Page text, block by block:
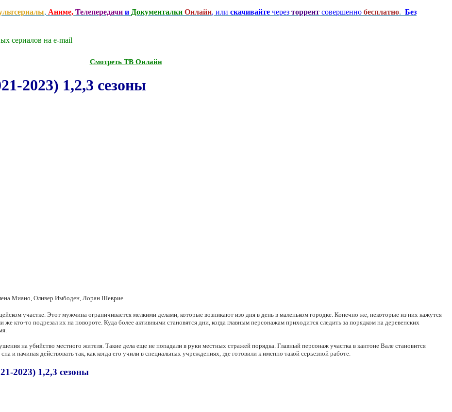
, Аниме, Телепередачи и Документалки Онлайн, или скачивайте через торрент совершенно бесплатно. Без
сериалов на e-mаil
Смотреть ТВ Онлайн
2023) 1,2,3 сезоны
Миано, Оливер Имбоден, Лоран Шеврие
участке. Этот мужчина ограничивается мелкими делами, которые возникают изо дня в день в маленьком городке. Конечно же, некоторые из них кажутся
кто-то подрезал их на повороте. Куда более активными становятся дни, когда главным персонажам приходится следить за порядком на деревенских
на убийство местного жителя. Такие дела еще не попадали в руки местных стражей порядка. Главный персонаж участка в кантоне Вале становится
и начиная действовать так, как когда его учили в специальных учреждениях, где готовили к именно такой серьезной работе.
2023) 1,2,3 сезоны